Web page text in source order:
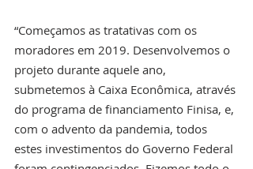
“Começamos as tratativas com os
moradores em 2019. Desenvolvemos o
projeto durante aquele ano,
submetemos à Caixa Econômica, através
do programa de financiamento Finisa, e,
com o advento da pandemia, todos
estes investimentos do Governo Federal